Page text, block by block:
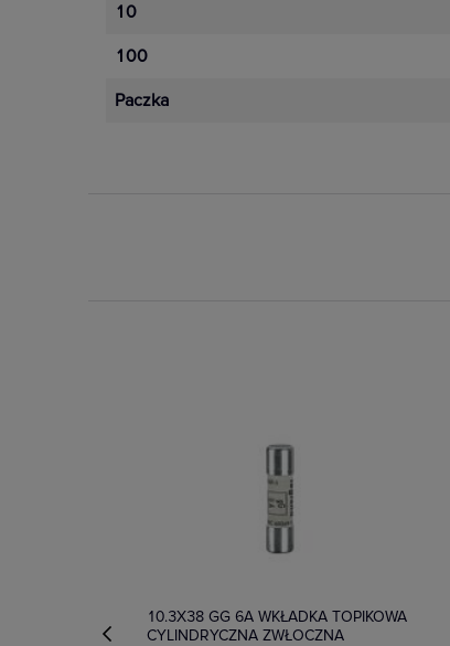
10
100
Paczka
10.3X38 GG 6A WKŁADKA TOPIKOWA
CYLINDRYCZNA ZWŁOCZNA